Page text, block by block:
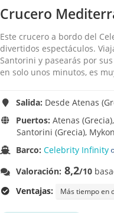
Crucero
Este crucero a bordo del
divertidos espectáculos.
Santorini y pasearás por
en solo unos minutos, es
Salida: Desde Atenas
Puertos: Atenas
Santorini (Grecia),
Barco:Celebrity Infinity
Valoración: 8,2/10
Ventajas:
Más tiempo en